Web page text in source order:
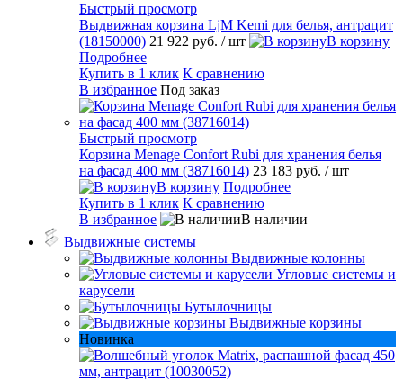
Быстрый просмотр
Выдвижная корзина LjM Kemi для белья, антрацит
(18150000) 21 922 руб. / шт
В корзину
Подробнее
Купить в 1 клик К сравнению
В избранное Под заказ
Быстрый просмотр
Корзина Menage Confort Rubi для хранения белья
на фасад 400 мм (38716014) 23 183 руб. / шт
В корзину Подробнее
Купить в 1 клик К сравнению
В избранное
В наличии
Выдвижные системы
Выдвижные колонны
Угловые системы и
карусели
Бутылочницы
Выдвижные корзины
Новинка